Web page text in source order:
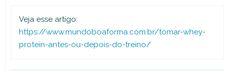
Veja esse artigo:
https://www.mundoboaforma.com.br/tomar-whey-
protein-antes-ou-depois-do-treino/